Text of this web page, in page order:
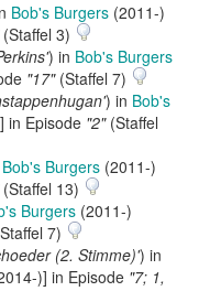
Bob's Burgers (2011-)
(Staffel 3)
) in Bob's Burgers
"17"(Staffel 7)
) in Bob's
in Episode "2"(Staffel
Bob's Burgers (2011-)
(Staffel 13)
Burgers (2011-)
7)
(2. Stimme)') in
)] in Episode "7; 1,